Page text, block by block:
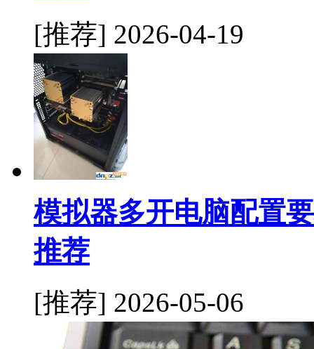
[推荐] 2026-04-19
模拟器多开电脑配置
推荐
[推荐] 2026-05-06